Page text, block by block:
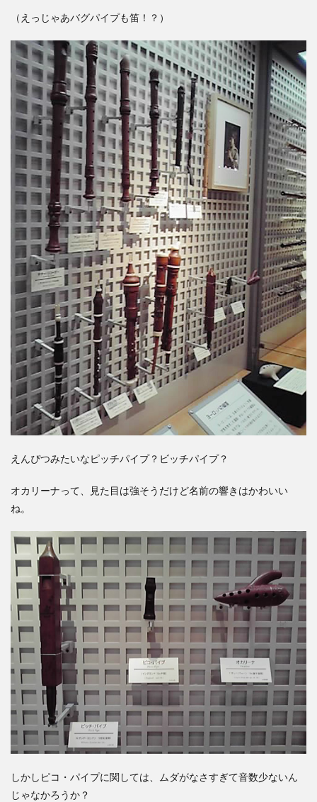
（えっじゃあバグパイプも笛！？）
えんぴつみたいなピッチパイプ？ビッチパイプ？
オカリーナって、見た目は強そうだけど名前の響きはかわいい
ね。
しかしピコ・パイプに関しては、ムダがなさすぎて音数少ないん
じゃなかろうか？